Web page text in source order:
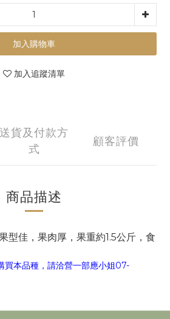
加入購物車
加入追蹤清單
送貨及付款方
式
顧客評價
商品描述
型佳，果肉厚，果重約1.5公斤，食
買本品種，請洽營一部應小姐07-